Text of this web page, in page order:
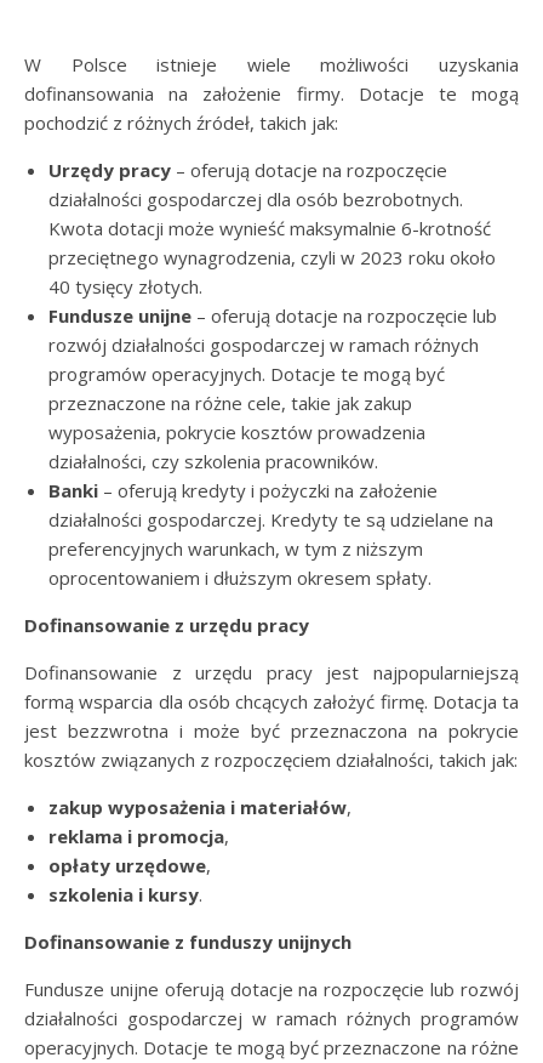
W Polsce istnieje wiele możliwości uzyskania
dofinansowania na założenie firmy. Dotacje te mogą
pochodzić z różnych źródeł, takich jak:
Urzędy pracy – oferują dotacje na rozpoczęcie
działalności gospodarczej dla osób bezrobotnych.
Kwota dotacji może wynieść maksymalnie 6-krotność
przeciętnego wynagrodzenia, czyli w 2023 roku około
40 tysięcy złotych.
Fundusze unijne – oferują dotacje na rozpoczęcie lub
rozwój działalności gospodarczej w ramach różnych
programów operacyjnych. Dotacje te mogą być
przeznaczone na różne cele, takie jak zakup
wyposażenia, pokrycie kosztów prowadzenia
działalności, czy szkolenia pracowników.
Banki – oferują kredyty i pożyczki na założenie
działalności gospodarczej. Kredyty te są udzielane na
preferencyjnych warunkach, w tym z niższym
oprocentowaniem i dłuższym okresem spłaty.
Dofinansowanie z urzędu pracy
Dofinansowanie z urzędu pracy jest najpopularniejszą
formą wsparcia dla osób chcących założyć firmę. Dotacja ta
jest bezzwrotna i może być przeznaczona na pokrycie
kosztów związanych z rozpoczęciem działalności, takich jak:
zakup wyposażenia i materiałów,
reklama i promocja,
opłaty urzędowe,
szkolenia i kursy.
Dofinansowanie z funduszy unijnych
Fundusze unijne oferują dotacje na rozpoczęcie lub rozwój
działalności gospodarczej w ramach różnych programów
operacyjnych. Dotacje te mogą być przeznaczone na różne